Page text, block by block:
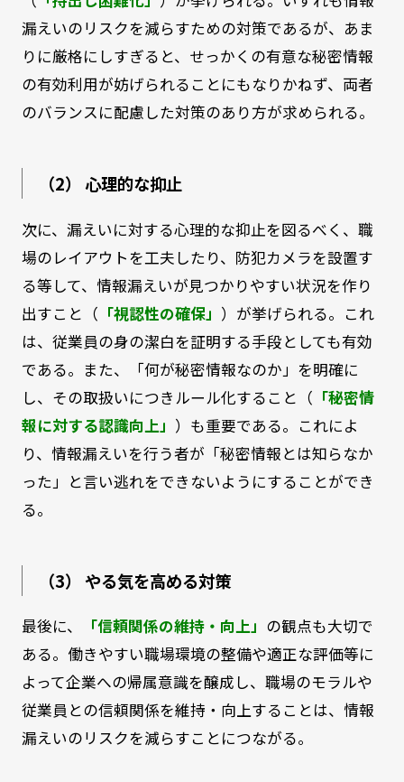
漏えいのリスクを減らすための対策であるが、あま
りに厳格にしすぎると、せっかくの有意な秘密情報
の有効利用が妨げられることにもなりかねず、両者
のバランスに配慮した対策のあり方が求められる。
（2） 心理的な抑止
次に、漏えいに対する心理的な抑止を図るべく、職
場のレイアウトを工夫したり、防犯カメラを設置す
る等して、情報漏えいが見つかりやすい状況を作り
出すこと（ 「視認性の確保」 ）が挙げられる。これ
は、従業員の身の潔白を証明する手段としても有効
である。また、「何が秘密情報なのか」を明確に
し、その取扱いにつきルール化すること（ 「秘密情
報に対する認識向上」 ）も重要である。これによ
り、情報漏えいを行う者が「秘密情報とは知らなか
った」と言い逃れをできないようにすることができ
る。
（3） やる気を高める対策
最後に、 「信頼関係の維持・向上」 の観点も大切で
ある。働きやすい職場環境の整備や適正な評価等に
よって企業への帰属意識を醸成し、職場のモラルや
従業員との信頼関係を維持・向上することは、情報
漏えいのリスクを減らすことにつながる。